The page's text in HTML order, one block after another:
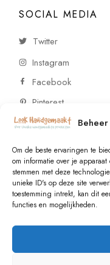
Om de beste ervaringen te
om informatie over je
stemmen met deze
unieke ID's op deze site
toestemming intrekt, kan dit
functies en mogelijkheden.
SOCIAL MEDIA
Twitter
Instagram
Facebook
Pinterest
CONTACT
Vragen of wensen?
+31 (0)6 229 021